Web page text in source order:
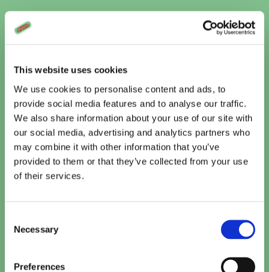
This website uses cookies
We use cookies to personalise content and ads, to
provide social media features and to analyse our traffic.
We also share information about your use of our site with
our social media, advertising and analytics partners who
may combine it with other information that you’ve
provided to them or that they’ve collected from your use
of their services.
Selection
Necessary
Preferences
7 Stills
Vandaag
Kattenkwaad in Egypte